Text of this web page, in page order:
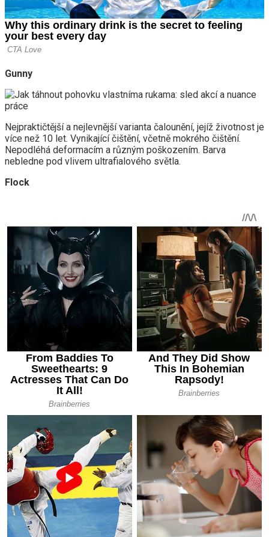
Gunny
Nejpraktičtější a nejlevnější varianta čalounění, jejíž životnost je
více než 10 let. Vynikající čištění, včetně mokrého čištění.
Nepodléhá deformacím a různým poškozením. Barva
nebledne pod vlivem ultrafialového světla.
Flock